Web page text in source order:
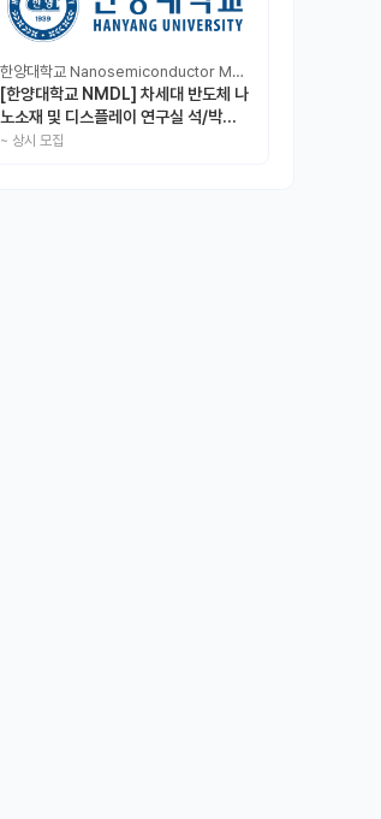
한양대학교 Nanosemiconductor Materials & Display Laboratory
[한양대학교 NMDL] 차세대 반도체 나
노소재 및 디스플레이 연구실 석/박사/
인턴 모집
~ 상시 모집